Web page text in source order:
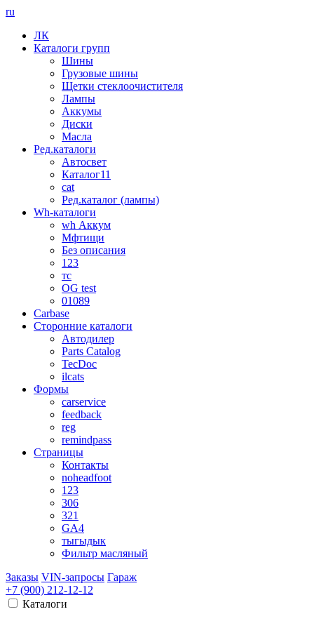
ru
ЛК
Каталоги групп
Шины
Грузовые шины
Щетки стеклоочистителя
Лампы
Аккумы
Диски
Масла
Ред.каталоги
Автосвет
Каталог11
cat
Ред.каталог (лампы)
Wh-каталоги
wh Аккум
Мфтищи
Без описания
123
тс
OG test
01089
Carbase
Сторонние каталоги
Автодилер
Parts Catalog
TecDoc
ilcats
Формы
carservice
feedback
reg
remindpass
Страницы
Контакты
noheadfoot
123
306
321
GA4
тыгыдык
Фильтр масляный
Заказы VIN-запросы Гараж
+7 (900) 212-12-12
Каталоги